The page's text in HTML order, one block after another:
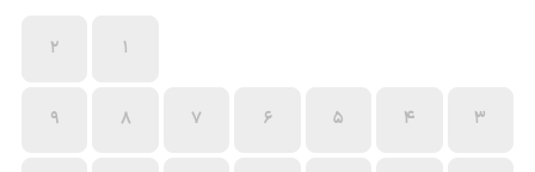
1
2
3
4
5
6
7
8
9